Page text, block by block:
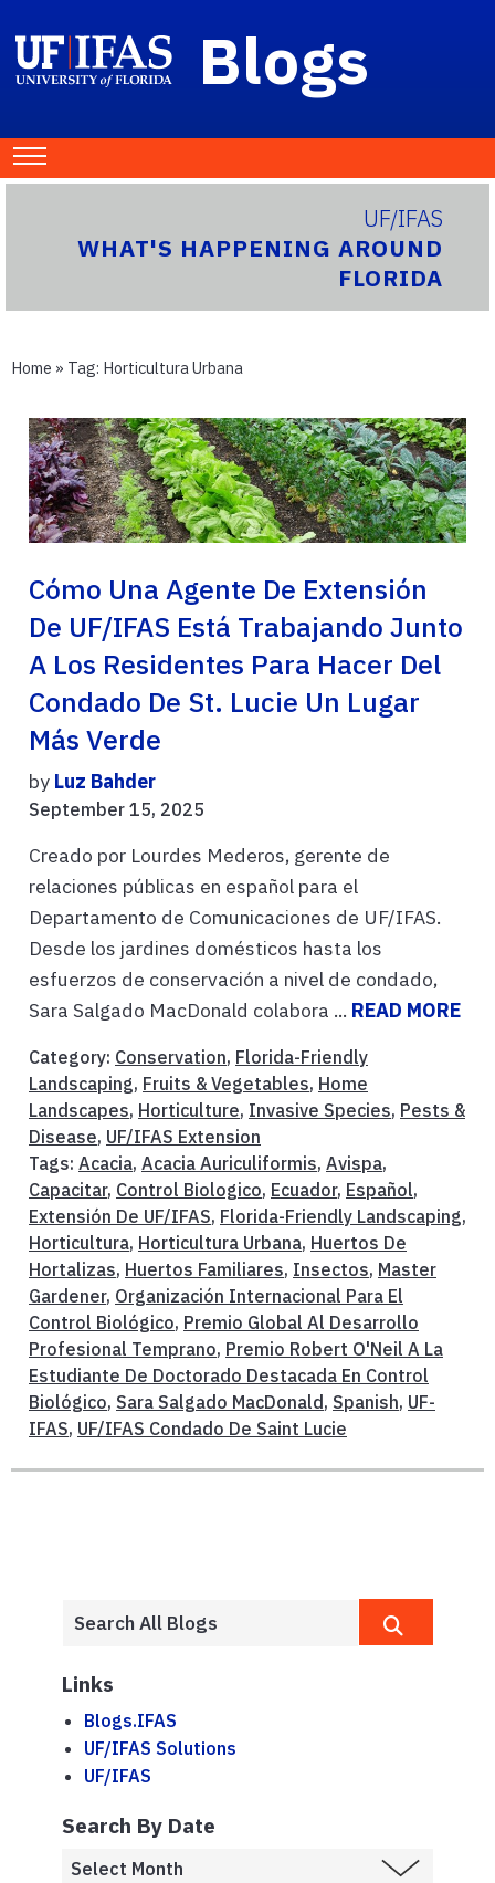
Blogs
UF/IFAS
WHAT'S HAPPENING AROUND
FLORIDA
Home » Tag: Horticultura Urbana
Cómo Una Agente De Extensión
De UF/IFAS Está Trabajando Junto
A Los Residentes Para Hacer Del
Condado De St. Lucie Un Lugar
Más Verde
by Luz Bahder
September 15, 2025
Creado por Lourdes Mederos, gerente de
relaciones públicas en español para el
Departamento de Comunicaciones de UF/IFAS.
Desde los jardines domésticos hasta los
esfuerzos de conservación a nivel de condado,
Sara Salgado MacDonald colabora ... READ MORE
Category: Conservation, Florida-Friendly
Landscaping, Fruits & Vegetables, Home
Landscapes, Horticulture, Invasive Species, Pests &
Disease, UF/IFAS Extension
Tags: Acacia, Acacia Auriculiformis, Avispa,
Capacitar, Control Biologico, Ecuador, Español,
Extensión De UF/IFAS, Florida-Friendly Landscaping,
Horticultura, Horticultura Urbana, Huertos De
Hortalizas, Huertos Familiares, Insectos, Master
Gardener, Organización Internacional Para El
Control Biológico, Premio Global Al Desarrollo
Profesional Temprano, Premio Robert O'Neil A La
Estudiante De Doctorado Destacada En Control
Biológico, Sara Salgado MacDonald , Spanish, UF-
IFAS, UF/IFAS Condado De Saint Lucie
Links
Blogs.IFAS
UF/IFAS Solutions
UF/IFAS
Search By Date